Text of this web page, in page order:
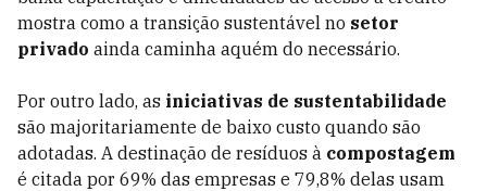
mostra como a transição sustentável no setor
privado ainda caminha aquém do necessário.
Por outro lado, as iniciativas de sustentabilidade
são majoritariamente de baixo custo quando são
adotadas. A destinação de resíduos à compostagem
é citada por 69% das empresas e 79,8% delas usam